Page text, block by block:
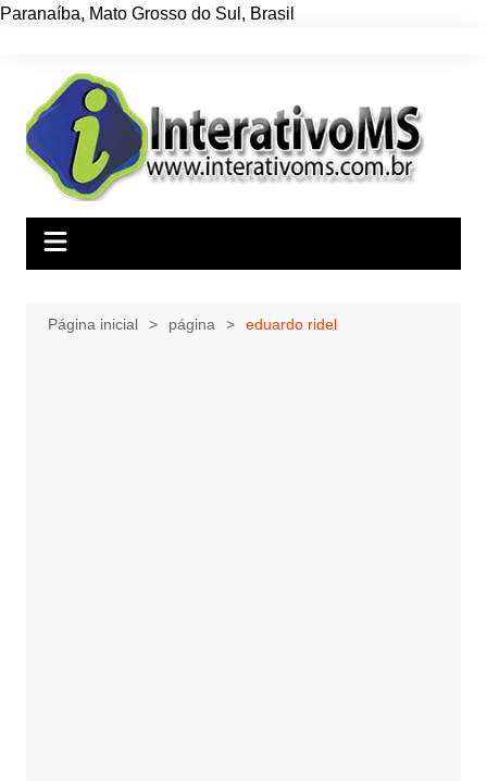
Paranaíba, Mato Grosso do Sul , Brasil
conteúdo
Página inicial página eduardo ridel